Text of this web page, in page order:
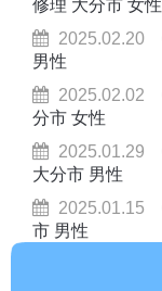
修理 大分市 女性
2025.02.20
男性
2025.02.02
分市 女性
2025.01.29
大分市 男性
2025.01.15
市 男性